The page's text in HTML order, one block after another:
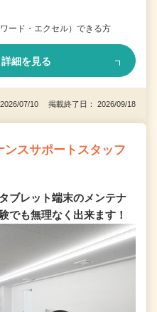
ード・エクセル）できる方
詳細を見る
07/10 掲載終了日： 2026/09/18
スサポートスタッフ
ブレット端末のメンテナ
でも無理なく出来ます！